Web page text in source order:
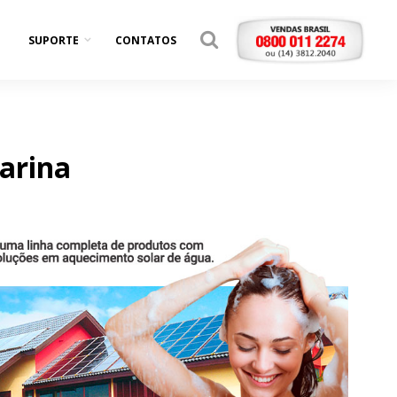
SUPORTE CONTATOS